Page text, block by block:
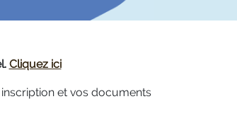
Cliquez ici
et vos documents